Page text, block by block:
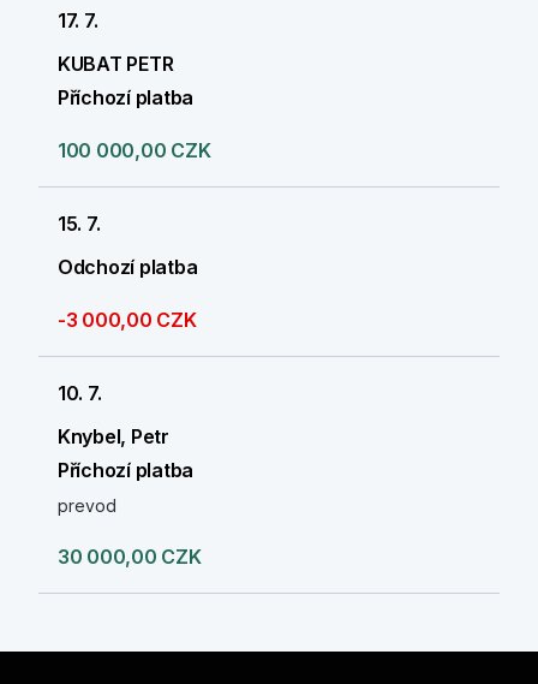
17. 7.
KUBAT PETR
Příchozí platba
100 000,00 CZK
15. 7.
Odchozí platba
-3 000,00 CZK
10. 7.
Knybel, Petr
Příchozí platba
prevod
30 000,00 CZK